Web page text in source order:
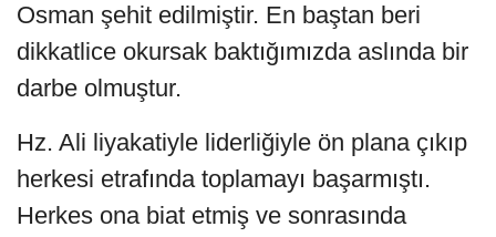
Osman şehit edilmiştir. En baştan beri
dikkatlice okursak baktığımızda aslında bir
darbe olmuştur.
Hz. Ali liyakatiyle liderliğiyle ön plana çıkıp
herkesi etrafında toplamayı başarmıştı.
Herkes ona biat etmiş ve sonrasında